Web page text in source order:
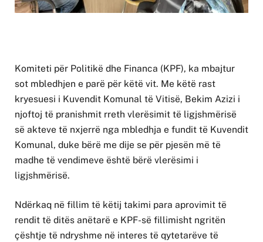
Komiteti për Politikë dhe Financa (KPF), ka mbajtur
sot mbledhjen e parë për këtë vit. Me këtë rast
kryesuesi i Kuvendit Komunal të Vitisë, Bekim Azizi i
njoftoj të pranishmit rreth vlerësimit të ligjshmërisë
së akteve të nxjerrë nga mbledhja e fundit të Kuvendit
Komunal, duke bërë me dije se për pjesën më të
madhe të vendimeve është bërë vlerësimi i
ligjshmërisë.
Ndërkaq në fillim të këtij takimi para aprovimit të
rendit të ditës anëtarë e KPF-së fillimisht ngritën
çështje të ndryshme në interes të qytetarëve të